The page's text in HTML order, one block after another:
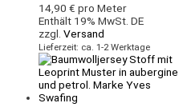
14,90 € pro Meter
Enthält 19% MwSt. DE
zzgl. Versand
Lieferzeit: ca. 1-2 Werktage